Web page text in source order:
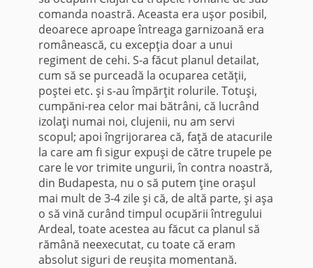
comanda noastră. Aceasta era uşor posibil,
deoarece aproape întreaga garnizoană era
românească, cu excepţia doar a unui
regiment de cehi. S-a făcut planul detailat,
cum să se purceadă la ocuparea cetăţii,
poştei etc. şi s-au împărţit rolurile. Totuşi,
cumpăni-rea celor mai bătrâni, că lucrând
izolaţi numai noi, clujenii, nu am servi
scopul; apoi îngrijorarea că, faţă de atacurile
la care am fi sigur expuşi de către trupele pe
care le vor trimite ungurii, în contra noastră,
din Budapesta, nu o să putem ţine oraşul
mai mult de 3-4 zile şi că, de altă parte, şi aşa
o să vină curând timpul ocupării întregului
Ardeal, toate acestea au făcut ca planul să
rămână neexecutat, cu toate că eram
absolut siguri de reu­şita momentană.